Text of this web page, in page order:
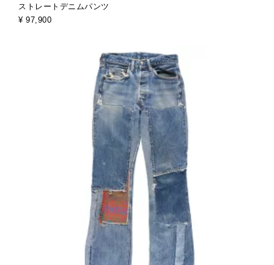
ストレートデニムパンツ
¥ 97,900